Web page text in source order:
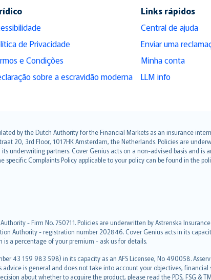
de Privacidade
e Condições
sobre a escravidão moderna
Links rápidos
Central de ajuda
Enviar uma
Minha conta
LLM info
by the Dutch Authority for the Financial Markets as an insurance
20, 3rd Floor, 1017HK Amsterdam, the Netherlands. Policies are
underwriting partners. Cover Genius acts on a non-advised basis and is
specific Complaints Policy applicable to your policy can be found in the
- Firm No. 750711. Policies are underwritten by Astrenska
Authority - registration number 202846. Cover Genius acts in its
a percentage of your premium - ask us for details.
43 159 983 598) in its capacity as an AFS Licensee, No 490058.
is general and does not take into account your objectives, financial
about whether to acquire the product, please read the PDS, FSG &